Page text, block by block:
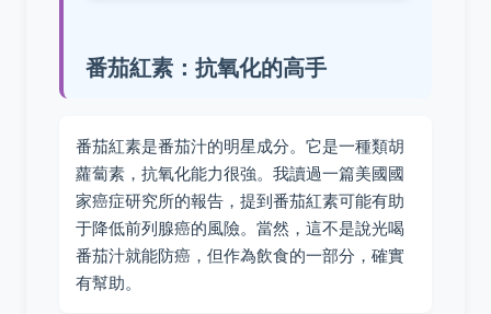
番茄紅素：抗氧化的高手
番茄紅素是番茄汁的明星成分。它是一種類胡
蘿蔔素，抗氧化能力很強。我讀過一篇美國國
家癌症研究所的報告，提到番茄紅素可能有助
于降低前列腺癌的風險。當然，這不是說光喝
番茄汁就能防癌，但作為飲食的一部分，確實
有幫助。